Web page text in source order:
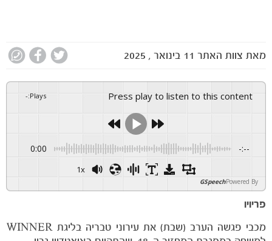
מאת צוות האתר 11 בינואר , 2025
Press play to listen to this content
Plays
:
-
0:00 -:--
1x
Powered By
GSpeech
פריויו
מכבי פגשה הערב (שבת) את עירוני טבריה בליגת WINNER